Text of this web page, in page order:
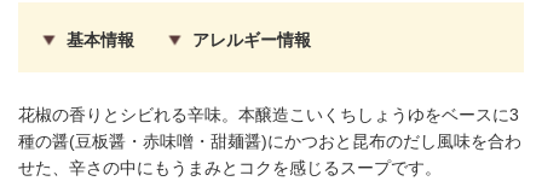
花椒の香りとシビれる辛味。本醸造こいくちしょうゆをベースに3
種の醤(豆板醤・赤味噌・甜麺醤)にかつおと昆布のだし風味を合わ
せた、辛さの中にもうまみとコクを感じるスープです。
基本情報 アレルギー情報